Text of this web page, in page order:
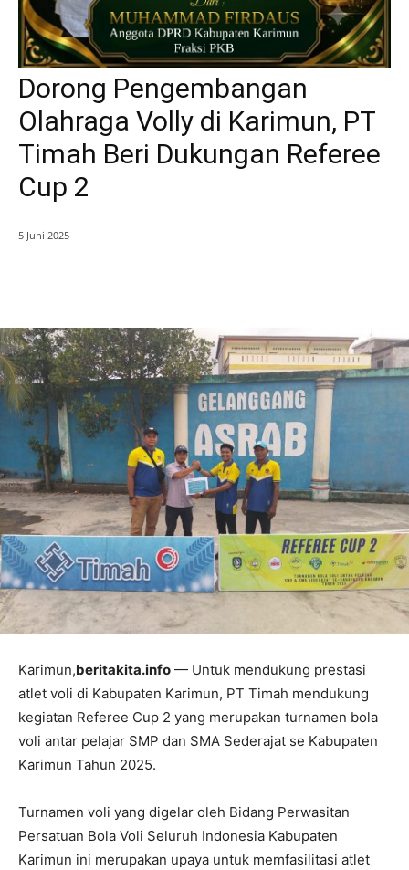
Dorong Pengembangan
Olahraga Volly di Karimun, PT
Timah Beri Dukungan Referee
Cup 2
5 Juni 2025
Karimun,beritakita.info — Untuk mendukung prestasi
atlet voli di Kabupaten Karimun, PT Timah mendukung
kegiatan Referee Cup 2 yang merupakan turnamen bola
voli antar pelajar SMP dan SMA Sederajat se Kabupaten
Karimun Tahun 2025.
Turnamen voli yang digelar oleh Bidang Perwasitan
Persatuan Bola Voli Seluruh Indonesia Kabupaten
Karimun ini merupakan upaya untuk memfasilitasi atlet